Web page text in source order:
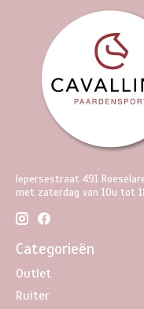
Iepersestraat 491
met zaterdag van 10u tot
Categorieën
Outlet
Ruiter